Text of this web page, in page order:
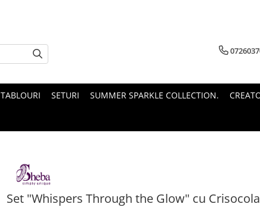
TABLOURI SETURI SUMMER SPARKLE COLLECTION.
Set "Whispers Through the Glow" cu